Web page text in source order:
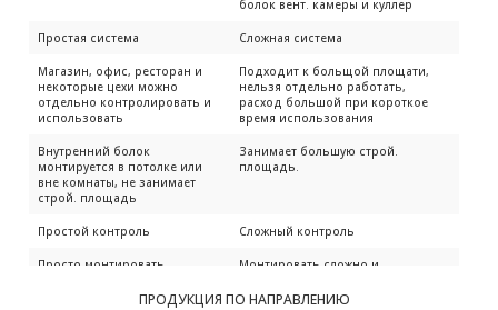
болок вент. камеры и куллер
Простая система Сложная система
Магазин, офис, ресторан и
некоторые цехи можно
отдельно контролировать и
использовать
Подходит к больщой площати,
нельзя отдельно работать,
расход большой при короткое
время использования
Внутренний болок
монтируется в потолке или
вне комнаты, не занимает
строй. площадь
Занимает большую строй.
площадь.
Простой контроль Сложный контроль
Просто монтировать
Монтировать сложно и
ПРОДУКЦИЯ ПО НАПРАВЛЕНИЮ